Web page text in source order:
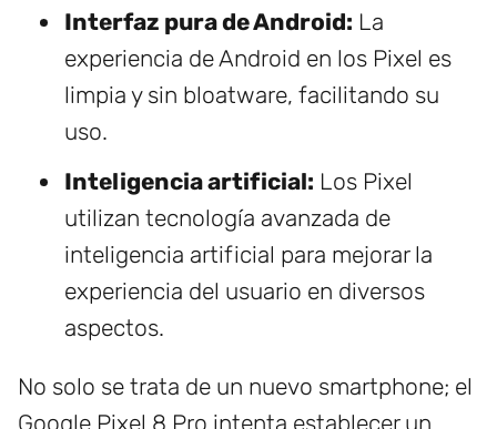
Interfaz pura de Android: La
experiencia de Android en los Pixel es
limpia y sin bloatware, facilitando su
uso.
Inteligencia artificial: Los Pixel
utilizan tecnología avanzada de
inteligencia artificial para mejorar la
experiencia del usuario en diversos
aspectos.
No solo se trata de un nuevo smartphone; el
Google Pixel 8 Pro intenta establecer un